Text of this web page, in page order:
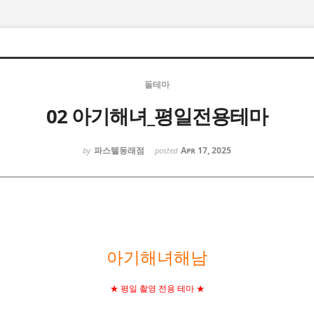
돌테마
02 아기해녀_평일전용테마
by 파스텔동래점 posted Apr 17, 2025
아기해녀해남
★ 평일 촬영 전용 테마 ★